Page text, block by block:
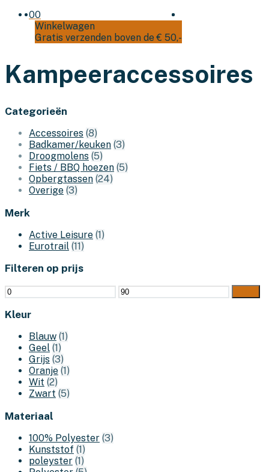
00
Winkelwagen
Gratis verzenden boven de € 50,-
Kampeeraccessoires
Categorieën
Accessoires (8)
Badkamer/keuken (3)
Droogmolens (5)
Fiets / BBQ hoezen (5)
Opbergtassen (24)
Overige (3)
Merk
Active Leisure (1)
Eurotrail (11)
Filteren op prijs
Min.
prijs
Max.
prijs
Kleur
Blauw (1)
Geel (1)
Grijs (3)
Oranje (1)
Wit (2)
Zwart (5)
Materiaal
100% Polyester (3)
Kunststof (1)
poleyster (1)